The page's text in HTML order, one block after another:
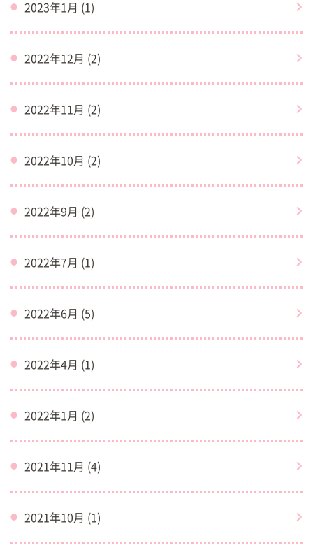
2023年1月 (1)
2022年12月 (2)
2022年11月 (2)
2022年10月 (2)
2022年9月 (2)
2022年7月 (1)
2022年6月 (5)
2022年4月 (1)
2022年1月 (2)
2021年11月 (4)
2021年10月 (1)